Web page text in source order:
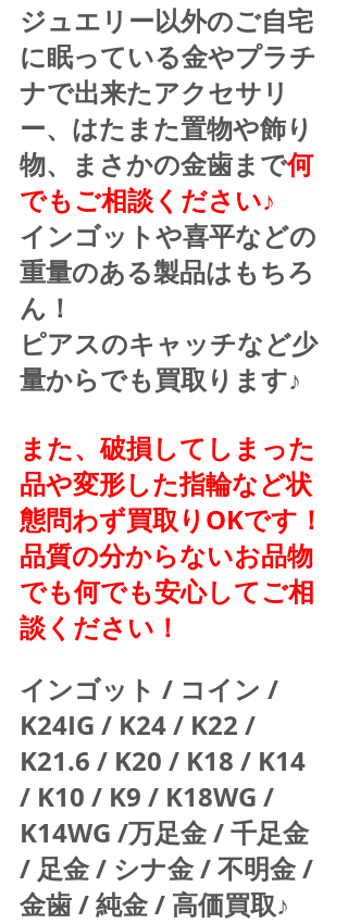
ジュエリー以外のご自宅
に眠っている金やプラチ
ナで出来たアクセサリ
ー、はたまた置物や飾り
物、まさかの金歯まで何
でもご相談ください♪
インゴットや喜平などの
重量のある製品はもちろ
ん！
ピアスのキャッチなど少
量からでも買取ります♪
また、破損してしまった
品や変形した指輪など状
態問わず買取りOKです！
品質の分からないお品物
でも何でも安心してご相
談ください！
インゴット / コイン /
K24IG / K24 / K22 /
K21.6 / K20 / K18 / K14
/ K10 / K9 / K18WG /
K14WG /万足金 / 千足金
/ 足金 / シナ金 / 不明金 /
金歯 / 純金 / 高価買取♪